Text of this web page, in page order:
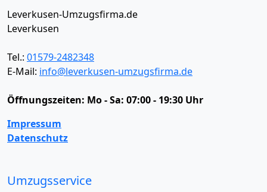
Leverkusen-Umzugsfirma.de
Leverkusen
Tel.: 01579-2482348
E-Mail: info@leverkusen-umzugsfirma.de
Öffnungszeiten: Mo - Sa: 07:00 - 19:30 Uhr
Impressum
Datenschutz
Umzugsservice